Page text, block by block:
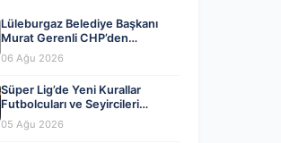
Lüleburgaz Belediye Başkanı
Murat Gerenli CHP’den
Ayrıldığını Açıkladı
06 Ağu 2026
Süper Lig’de Yeni Kurallar
Futbolcuları ve Seyircileri
Heyecanlandırdı
05 Ağu 2026